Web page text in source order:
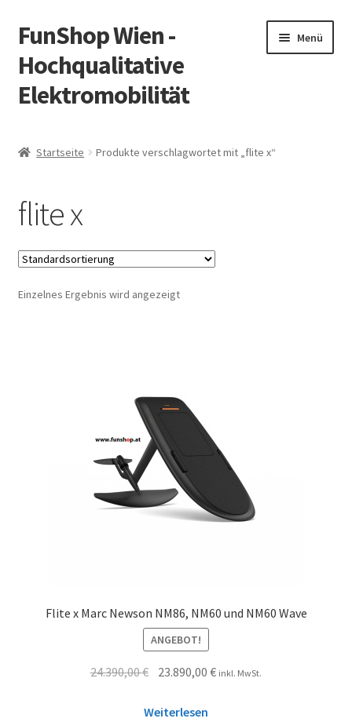
Zur
Navigation
springen
Zum
Inhalt
springen
FunShop Wien -
Hochqualitative
Elektromobilität
Menü
Vorsicht Internetbetrug
Über FunShop
Impressum
Startseite Produkte verschlagwortet mit „flite x“
flite x
Einzelnes Ergebnis wird angezeigt
Flite x Marc Newson NM86, NM60 und NM60 Wave
ANGEBOT!
24.390,00€ 23.890,00€ inkl. MwSt.
Weiterlesen